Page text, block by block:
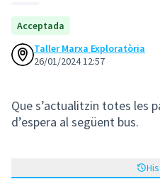
Acceptada
Taller Marxa Exploratòria
26/01/2024 12:57
Que s’actualitzin totes les
d’espera al següent bus.